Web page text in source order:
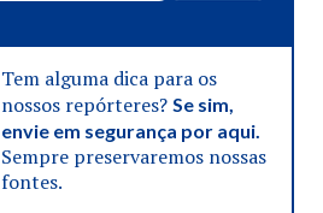
Tem alguma dica para os
nossos repórteres? Se sim,
envie em segurança por aqui.
Sempre preservaremos nossas
fontes.